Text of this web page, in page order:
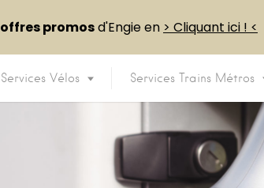
Services Vélos Services Trains Métros
offres promosd'Engie en > Cliquant ici ! <